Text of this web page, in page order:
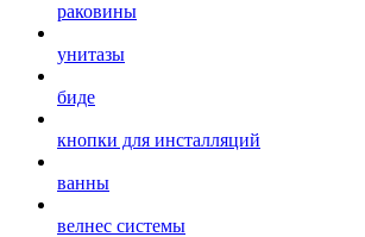
раковины
унитазы
биде
кнопки для инсталляций
ванны
велнес системы